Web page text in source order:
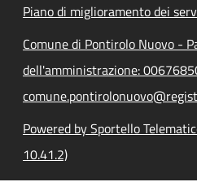
Piano di miglioramento dei
Comune di Pontirolo Nuovo -
dell'amministrazione:
Powered by Sportello
10.41.2)